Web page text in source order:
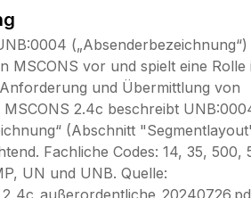
MSCONS vor und spielt eine Rolle
und Übermittlung von
2.4c beschreibt
(Abschnitt
Fachliche Codes: 14, 35, 500,
UN und UNB. Quelle: